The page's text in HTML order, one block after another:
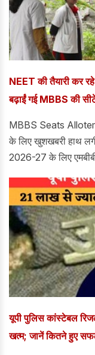
NEET की तैयारी कर
बढ़ाईं गई MBBS की
MBBS Seats Allotement
के लिए खुशखबरी हाथ
2026-27 के लिए
यूपी पुलिस कांस्टेबल
खत्म; जानें कितने हुए